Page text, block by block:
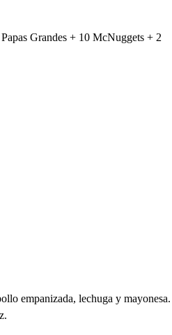
Grandes + 10 McNuggets + 2
empanizada, lechuga y mayonesa.